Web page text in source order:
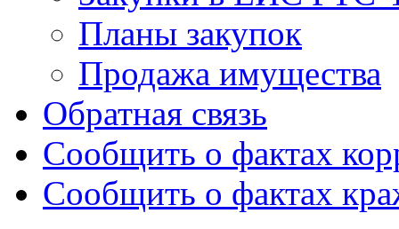
Планы закупок
Продажа имущества
Обратная связь
Сообщить о фактах
Сообщить о фактах